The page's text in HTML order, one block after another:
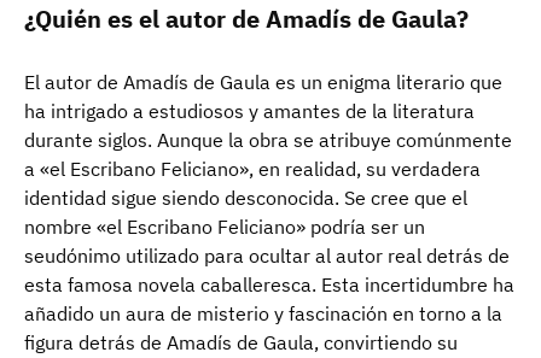
¿Quién es el autor de Amadís de Gaula?
El autor de Amadís de Gaula es un enigma literario que
ha intrigado a estudiosos y amantes de la literatura
durante siglos. Aunque la obra se atribuye comúnmente
a «el Escribano Feliciano», en realidad, su verdadera
identidad sigue siendo desconocida. Se cree que el
nombre «el Escribano Feliciano» podría ser un
seudónimo utilizado para ocultar al autor real detrás de
esta famosa novela caballeresca. Esta incertidumbre ha
añadido un aura de misterio y fascinación en torno a la
figura detrás de Amadís de Gaula, convirtiendo su